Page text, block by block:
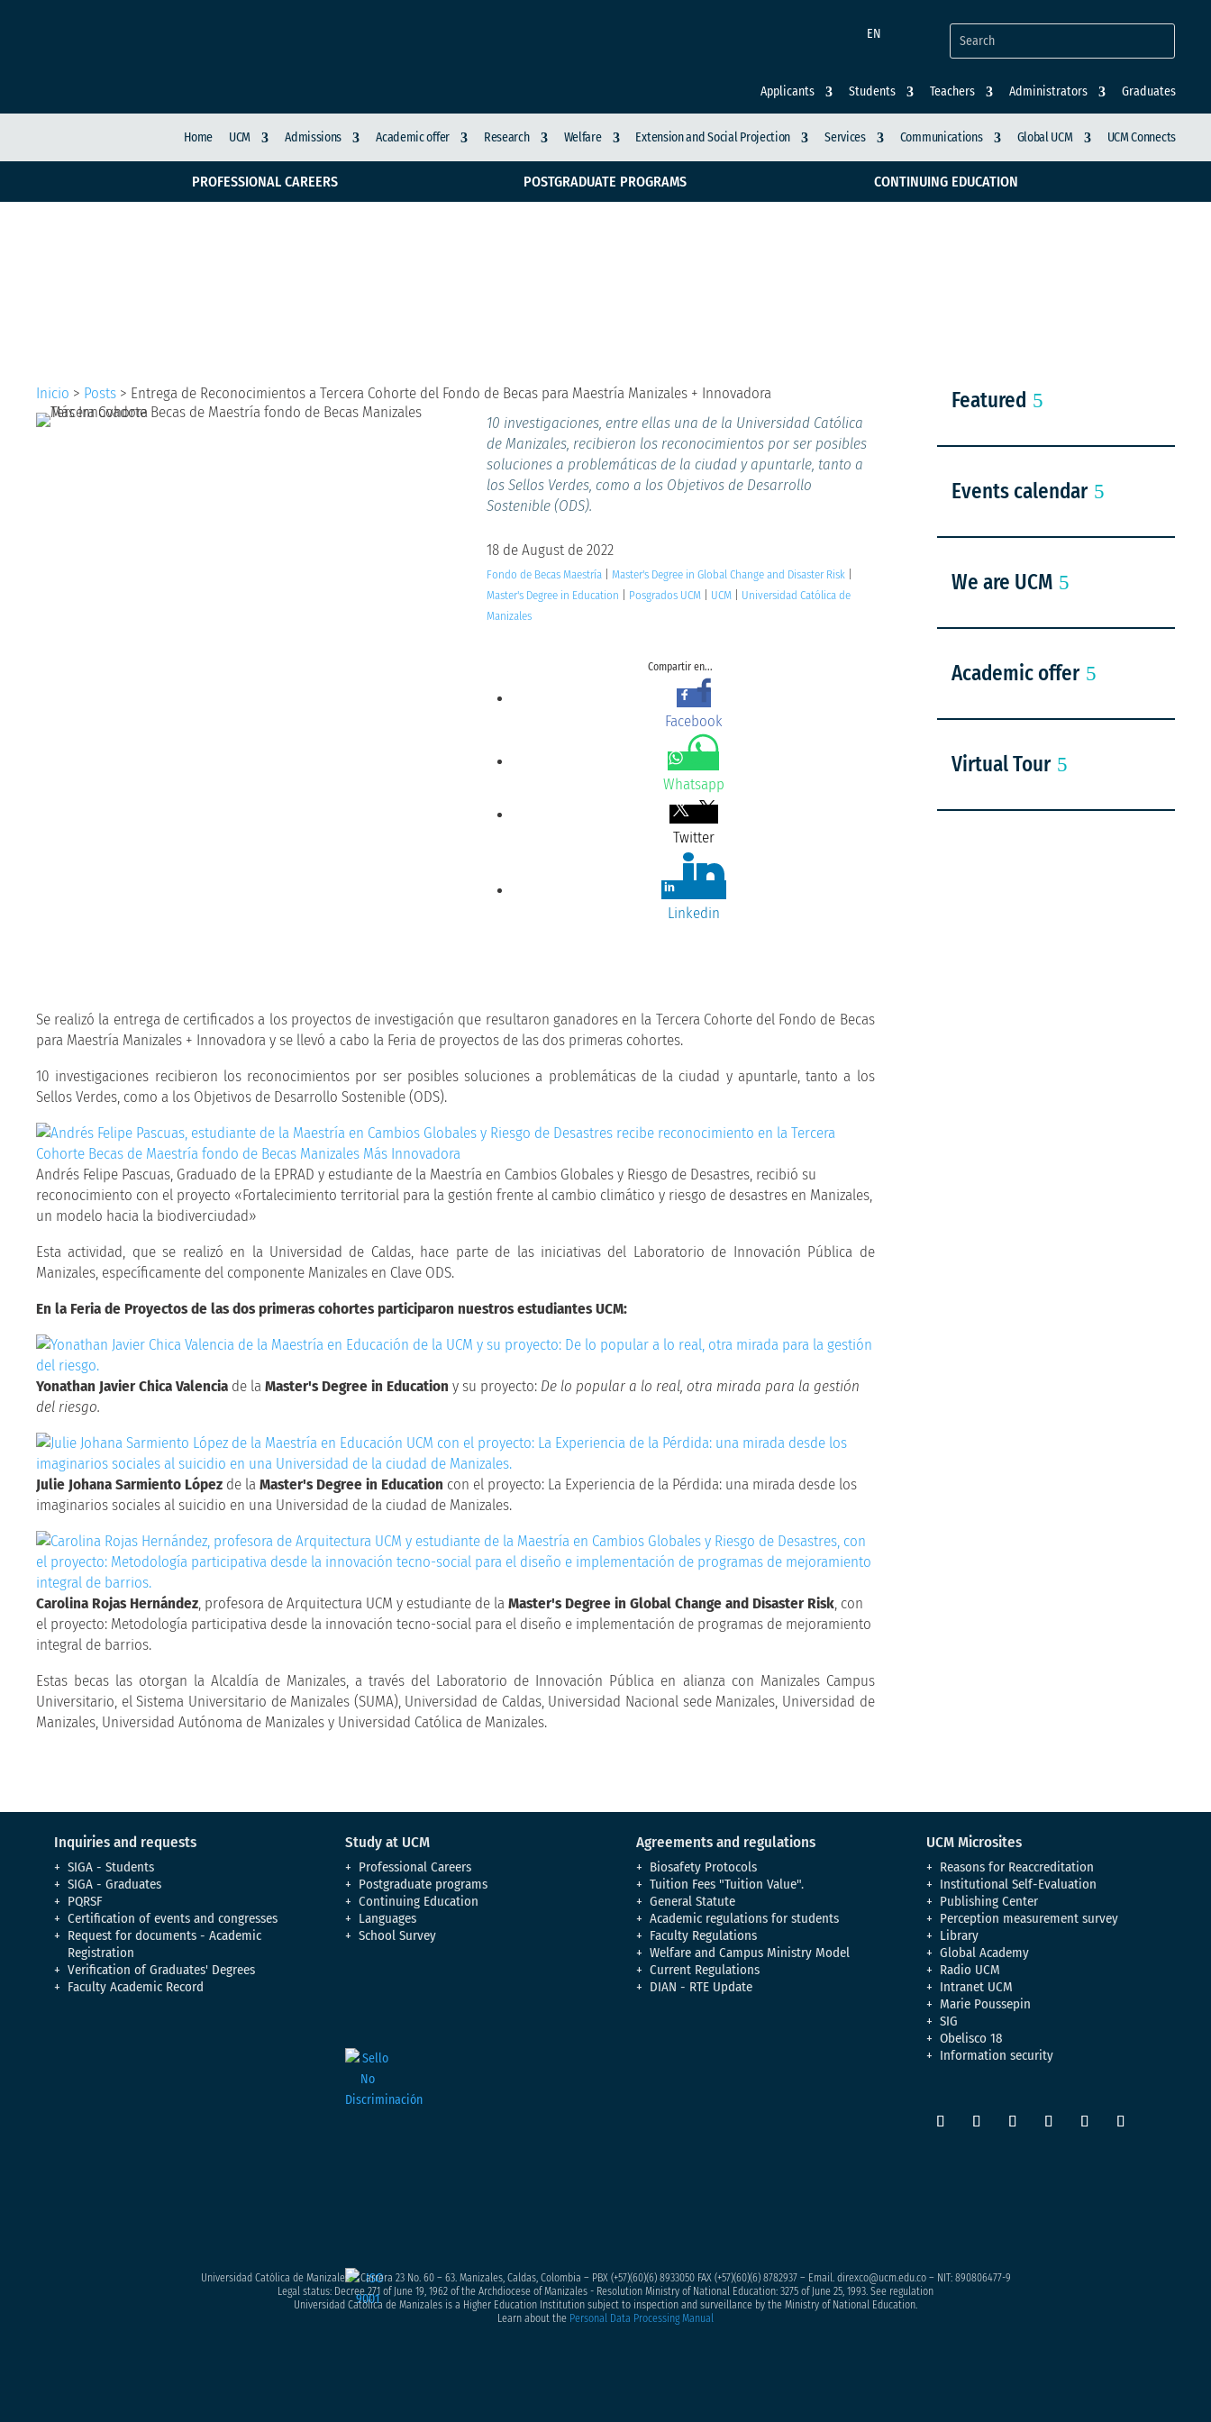
EN
Applicants Students Teachers Administrators Graduates
Home UCM Admissions Academic offer Research Welfare Extension and Social Projection Services Communications Global UCM UCM Connects
PROFESSIONAL CAREERS POSTGRADUATE PROGRAMS CONTINUING EDUCATION
Inicio > Posts > Entrega de Reconocimientos a Tercera Cohorte del Fondo de Becas para Maestría Manizales + Innovadora
10 investigaciones, entre ellas una de la Universidad Católica
de Manizales, recibieron los reconocimientos por ser posibles
soluciones a problemáticas de la ciudad y apuntarle, tanto a
los Sellos Verdes, como a los Objetivos de Desarrollo
Sostenible (ODS).
18 de August de 2022
Fondo de Becas Maestría Master's Degree in Global Change and Disaster Risk
Master's Degree in Education
Posgrados UCM UCM
Universidad Católica de
Manizales
Compartir en...
Facebook
Whatsapp
Twitter
Linkedin
Se realizó la entrega de certificados a los proyectos de investigación que resultaron ganadores en la Tercera Cohorte del Fondo de Becas
para Maestría Manizales + Innovadora y se llevó a cabo la Feria de proyectos de las dos primeras cohortes.
10 investigaciones recibieron los reconocimientos por ser posibles soluciones a problemáticas de la ciudad y apuntarle, tanto a los
Sellos Verdes, como a los Objetivos de Desarrollo Sostenible (ODS).
Andrés Felipe Pascuas, Graduado de la EPRAD y estudiante de la Maestría en Cambios Globales y Riesgo de Desastres, recibió su
reconocimiento con el proyecto «Fortalecimiento territorial para la gestión frente al cambio climático y riesgo de desastres en Manizales,
un modelo hacia la biodiverciudad»
Esta actividad, que se realizó en la Universidad de Caldas, hace parte de las iniciativas del Laboratorio de Innovación Pública de
Manizales, específicamente del componente Manizales en Clave ODS.
En la Feria de Proyectos de las dos primeras cohortes participaron nuestros estudiantes UCM:
Yonathan Javier Chica Valencia de laMaster's Degree in Education y su proyecto: De lo popular a lo real, otra mirada para la gestión
del riesgo.
Julie Johana Sarmiento López de laMaster's Degree in Education con el proyecto: La Experiencia de la Pérdida: una mirada desde los
imaginarios sociales al suicidio en una Universidad de la ciudad de Manizales.
Carolina Rojas Hernández, profesora de Arquitectura UCM y estudiante de laMaster's Degree in Global Change and Disaster Risk, con
el proyecto: Metodología participativa desde la innovación tecno-social para el diseño e implementación de programas de mejoramiento
integral de barrios.
Estas becas las otorgan la Alcaldía de Manizales, a través del Laboratorio de Innovación Pública en alianza con Manizales Campus
Universitario, el Sistema Universitario de Manizales (SUMA), Universidad de Caldas, Universidad Nacional sede Manizales, Universidad de
Manizales, Universidad Autónoma de Manizales y Universidad Católica de Manizales.
Featured
Events calendar
We are UCM
Academic offer
Virtual Tour
Inquiries and requests
SIGA - Students
SIGA - Graduates
PQRSF
Certification of events and congresses
Request for documents - Academic
Registration
Verification of Graduates' Degrees
Faculty Academic Record
Study at UCM
Professional Careers
Postgraduate programs
Continuing Education
Languages
School Survey
Agreements and regulations
Biosafety Protocols
Tuition Fees "Tuition Value".
General Statute
Academic regulations for students
Faculty Regulations
Welfare and Campus Ministry Model
Current Regulations
DIAN - RTE Update
UCM Microsites
Reasons for Reaccreditation
Institutional Self-Evaluation
Publishing Center
Perception measurement survey
Library
Global Academy
Radio UCM
Intranet UCM
Marie Poussepin
SIG
Obelisco 18
Information security
Universidad Católica de Manizales – Carrera 23 No. 60 – 63. Manizales, Caldas, Colombia – PBX (+57)(60)(6) 8933050FAX (+57)(60)(6) 8782937 – Email. direxco@ucm.edu.co – NIT: 890806477-9
Legal status: Decree 271 of June 19, 1962 of the Archdiocese of Manizales - Resolution Ministry of National Education: 3275 of June 25, 1993. See regulation
Universidad Católica de Manizales is a Higher Education Institution subject to inspection and surveillance by the Ministry of National Education.
Learn about the Personal Data Processing Manual